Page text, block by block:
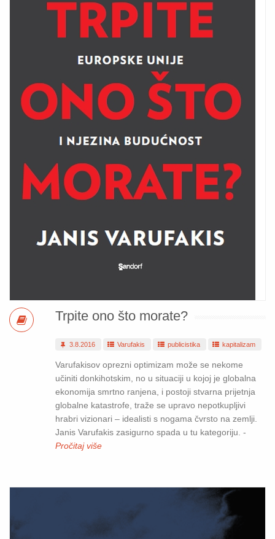
Trpite ono što morate?
3.8.2016 Varufakis publicistika kapitalizam
Varufakisov oprezni optimizam može se nekome
učiniti donkihotskim, no u situaciji u kojoj je globalna
ekonomija smrtno ranjena, i postoji stvarna prijetnja
globalne katastrofe, traže se upravo nepotkupljivi
hrabri vizionari – idealisti s nogama čvrsto na zemlji.
Janis Varufakis zasigurno spada u tu kategoriju. -
Pročitaj više